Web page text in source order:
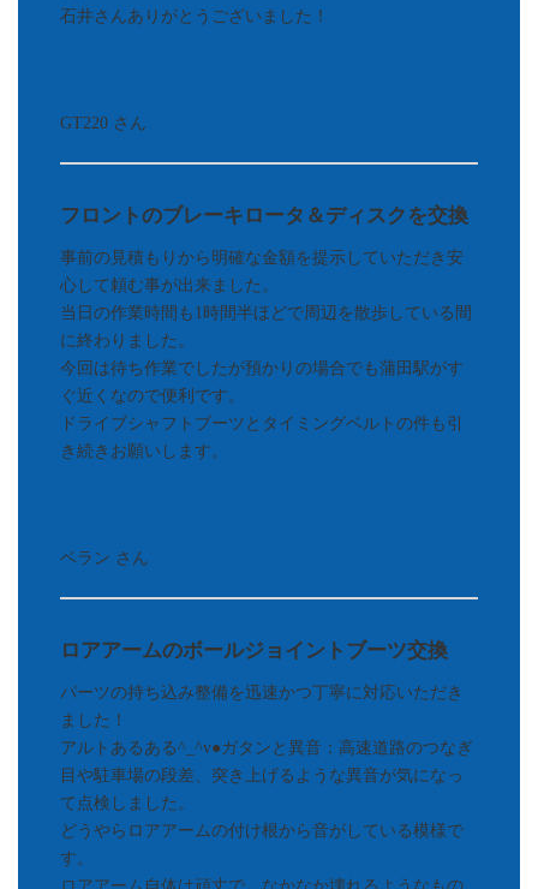
石井さんありがとうございました！
GT220 さん
フロントのブレーキロータ＆ディスクを交換
事前の見積もりから明確な金額を提示していただき安
心して頼む事が出来ました。
当日の作業時間も1時間半ほどで周辺を散歩している間
に終わりました。
今回は待ち作業でしたが預かりの場合でも蒲田駅がす
ぐ近くなので便利です。
ドライブシャフトブーツとタイミングベルトの件も引
き続きお願いします。
ベラン さん
ロアアームのボールジョイントブーツ交換
パーツの持ち込み整備を迅速かつ丁寧に対応いただき
ました！
アルトあるある^_^v●ガタンと異音：高速道路のつなぎ
目や駐車場の段差、突き上げるような異音が気になっ
て点検しました。
どうやらロアアームの付け根から音がしている模様で
す。